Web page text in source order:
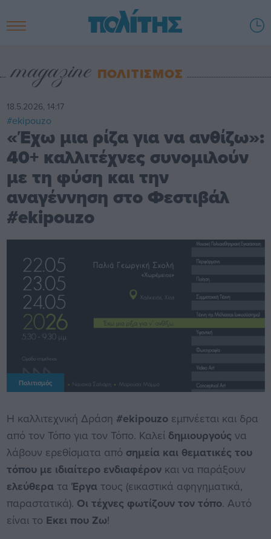
ΠΟΛΙΤΙΣΜΟΣ
18.5.2026, 14:17
#ekipouzo
«Έχω μια ρίζα για να ανθίζω»:
40+ καλλιτέχνες συνομιλούν
με τη φύση και την
αναγέννηση στο Φεστιβάλ
#ekipouzo
Πολιτισμός
Η καλλιτεχνική Δράση #ekipouzo εμπνέεται και δρα
από τον Τόπο για τον Τόπο. Καλεί δημιουργούς να
λάβουν ερεθίσματα από σημεία και θεματικές του
τόπου με ιδιαίτερο ενδιαφέρον και να παράξουν
ελεύθερα τα Έργα τους (εικαστικά αφηγηματικά,
παραστατικά). Οι τέχνες φωτίζουν τον τόπο. Αυτό
είναι το Εκει που Ζω!